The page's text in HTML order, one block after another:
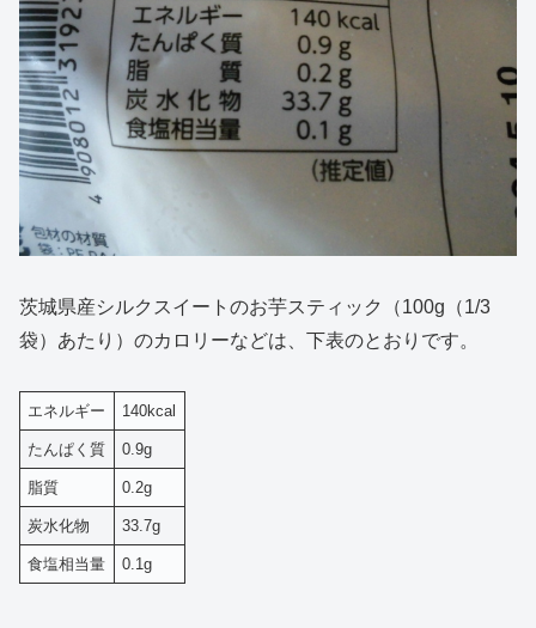
茨城県産シルクスイートのお芋スティック（100g（1/3
袋）あたり）のカロリーなどは、下表のとおりです。
エネルギー 140kcal
たんぱく質 0.9g
脂質 0.2g
炭水化物 33.7g
食塩相当量 0.1g